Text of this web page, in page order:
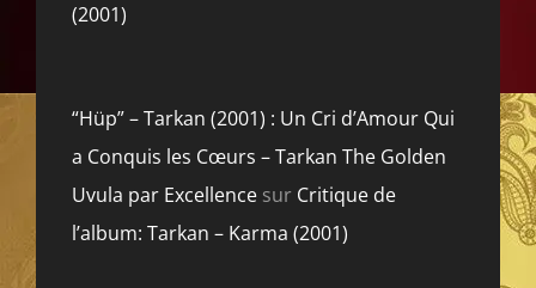
(2001)
“Hüp” – Tarkan (2001) : Un Cri d’Amour Qui
a Conquis les Cœurs – Tarkan The Golden
Uvula par Excellence sur Critique de
l’album: Tarkan – Karma (2001)